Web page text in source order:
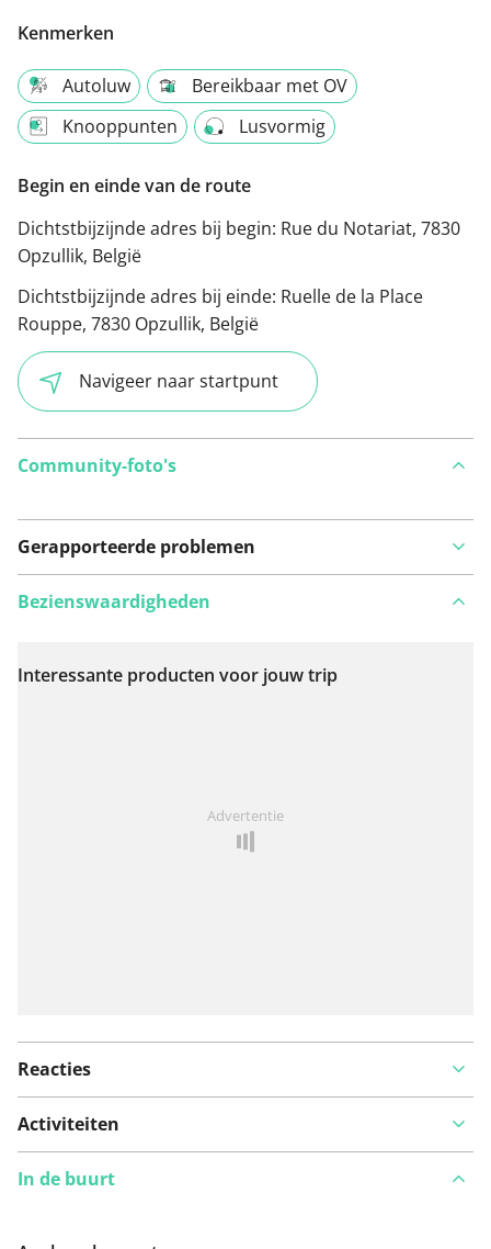
Kenmerken
Autoluw
Bereikbaar met OV
Knooppunten
Lusvormig
Begin en einde van de route
Dichtstbijzijnde adres bij begin: Rue du Notariat, 7830
Opzullik, België
Dichtstbijzijnde adres bij einde: Ruelle de la Place
Rouppe, 7830 Opzullik, België
Navigeer naar startpunt
Community-foto's
Gerapporteerde problemen
Bekijk op kaart
Bezienswaardigheden
Interessante producten voor jouw trip
Advertentie
Reacties
Activiteiten
In de buurt